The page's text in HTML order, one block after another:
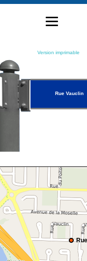
Version imprimable
Rue Vauclin